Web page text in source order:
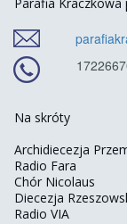
Na skróty
Archidiecezja
Radio Fara
Chór Nicolaus
Diecezja
Radio VIA